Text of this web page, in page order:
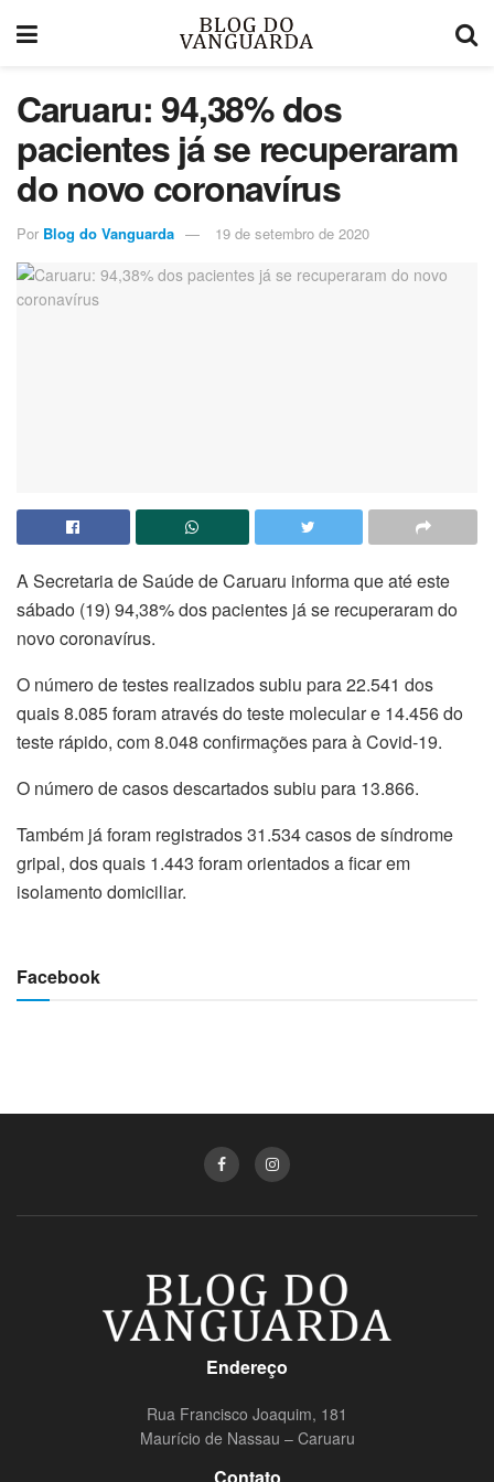
Caruaru: 94,38% dos
pacientes já se recuperaram
do novo coronavírus
Por Blog do Vanguarda 19 de setembro de 2020
A Secretaria de Saúde de Caruaru informa que até este
sábado (19) 94,38% dos pacientes já se recuperaram do
novo coronavírus.
O número de testes realizados subiu para 22.541 dos
quais 8.085 foram através do teste molecular e 14.456 do
teste rápido, com 8.048 confirmações para à Covid-19.
O número de casos descartados subiu para 13.866.
Também já foram registrados 31.534 casos de síndrome
gripal, dos quais 1.443 foram orientados a ficar em
isolamento domiciliar.
Facebook
Endereço
Rua Francisco Joaquim, 181
Maurício de Nassau – Caruaru
Contato